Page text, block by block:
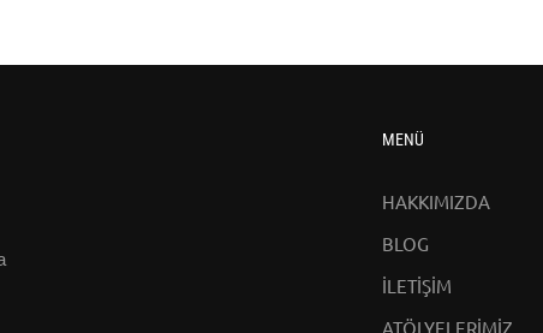
MENÜ
HAKKIMIZDA
BLOG
İLETİŞİM
ATÖLYELERİMİZ